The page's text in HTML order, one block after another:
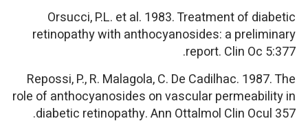
Orsucci, P.L. et al. 1983. Treatment of diabetic
retinopathy with anthocyanosides: a preliminary
report. Clin Oc 5:377.
Repossi, P., R. Malagola, C. De Cadilhac. 1987. The
role of anthocyanosides on vascular permeability in
diabetic retinopathy.Ann Ottalmol Clin Ocul 357.